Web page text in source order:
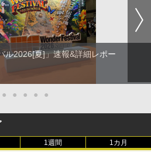
ル2026[夏]」速報&詳細レポー
● ● ● ● ●
1週間 1カ月